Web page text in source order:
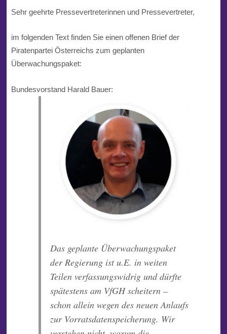
Sehr geehrte Pressevertreterinnen und Pressevertreter,
im folgenden Text finden Sie einen offenen Brief der
Piratenpartei Österreichs zum geplanten
Überwachungspaket:
Bundesvorstand Harald Bauer:
Das geplante Überwachungspaket
der Regierung ist u.E. in weiten
Teilen verfassungswidrig und dürfte
spätestens am VfGH scheitern –
schon allein wegen des neuen Anlaufs
zur Vorratsdatenspeicherung. Wir